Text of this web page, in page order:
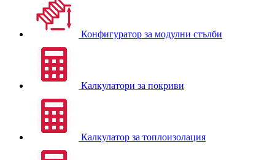
Конфигуратор за модулни стълби
Калкулатори за покриви
Калкулатор за топлоизолация